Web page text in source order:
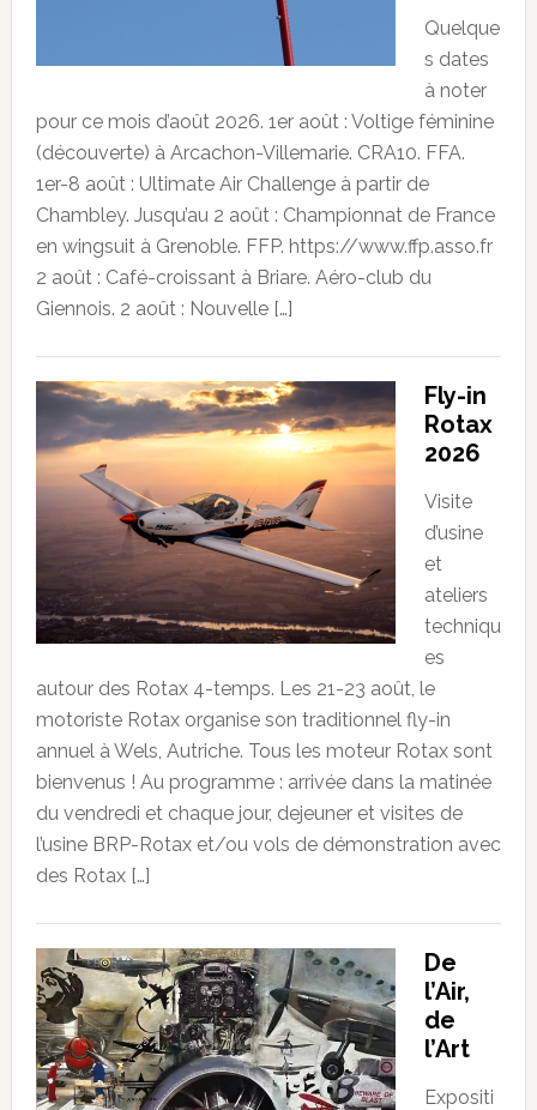
Quelque
s dates
à noter
pour ce mois d’août 2026. 1er août : Voltige féminine
(découverte) à Arcachon-Villemarie. CRA10. FFA.
1er-8 août : Ultimate Air Challenge à partir de
Chambley. Jusqu’au 2 août : Championnat de France
en wingsuit à Grenoble. FFP. https://www.ffp.asso.fr
2 août : Café-croissant à Briare. Aéro-club du
Giennois. 2 août : Nouvelle […]
Fly-in
Rotax
2026
Visite
d’usine
et
ateliers
techniqu
es
autour des Rotax 4-temps. Les 21-23 août, le
motoriste Rotax organise son traditionnel fly-in
annuel à Wels, Autriche. Tous les moteur Rotax sont
bienvenus ! Au programme : arrivée dans la matinée
du vendredi et chaque jour, dejeuner et visites de
l’usine BRP-Rotax et/ou vols de démonstration avec
des Rotax […]
De
l’Air,
de
l’Art
Expositi